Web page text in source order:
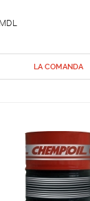
MDL
LA COMANDA